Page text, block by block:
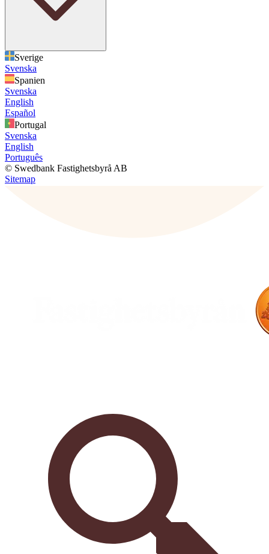
Sverige
Svenska
Spanien
Svenska
English
Español
Portugal
Svenska
English
Português
© Swedbank Fastighetsbyrå AB
Sitemap